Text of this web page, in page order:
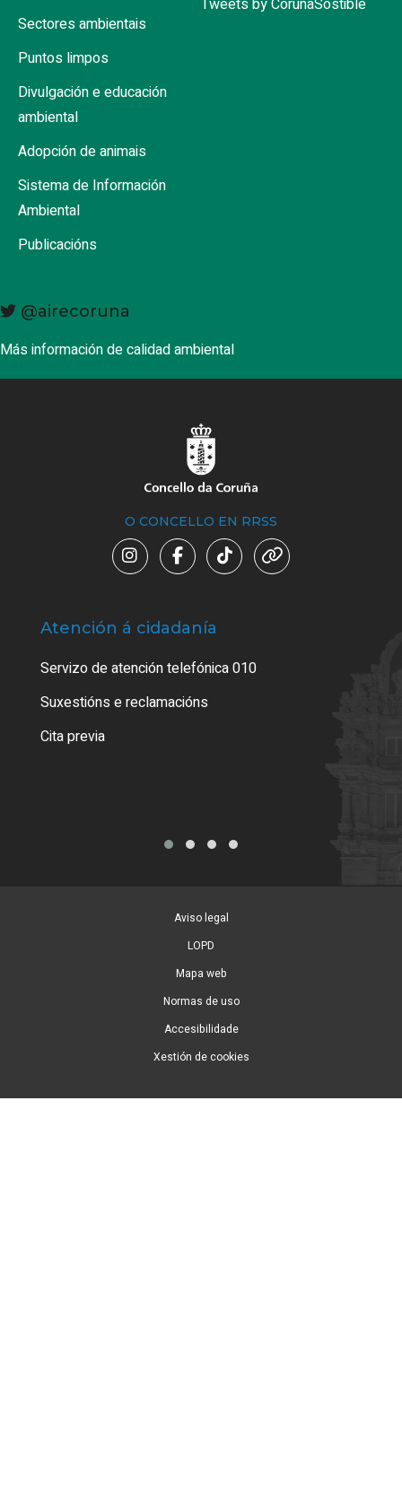
Sectores ambientais
Puntos limpos
Divulgación e educación
ambiental
Adopción de animais
Sistema de Información
Ambiental
Publicacións
Tweets by CorunaSostible
@airecoruna
Más información de calidad ambiental
O CONCELLO EN RRSS
Atención á cidadanía
Servizo de atención telefónica 010
Suxestións e reclamacións
Cita previa
Aviso legal
LOPD
Mapa web
Normas de uso
Accesibilidade
Xestión de cookies